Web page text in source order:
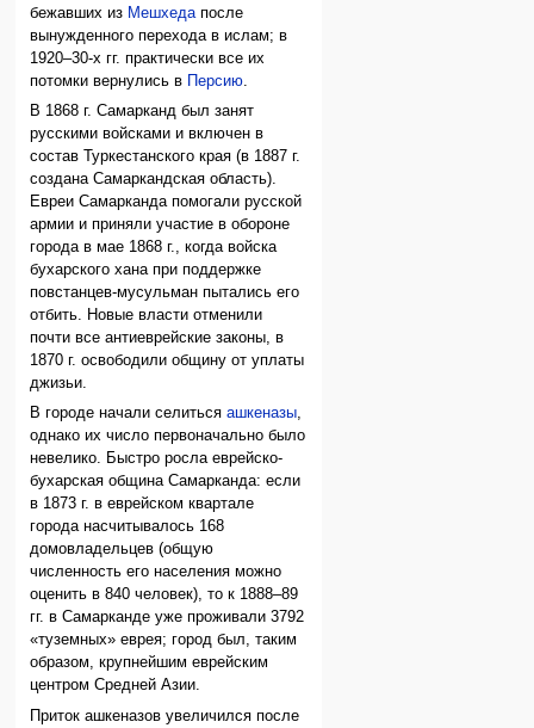
бежавших из Мешхеда после
вынужденного перехода в ислам; в
1920–30-х гг. практически все их
потомки вернулись в Персию
В 1868 г. Самарканд был занят
русскими войсками и включен в
состав Туркестанского края (в 1887 г.
создана Самаркандская область).
Евреи Самарканда помогали русской
армии и приняли участие в обороне
города в мае 1868 г., когда войска
бухарского хана при поддержке
повстанцев-мусульман пытались его
отбить. Новые власти отменили
почти все антиеврейские законы, в
1870 г. освободили общину от уплаты
джизьи.
В городе начали селитьсяашкеназы,
однако их число первоначально было
невелико. Быстро росла еврейско-
бухарская община Самарканда: если
в 1873 г. в еврейском квартале
города насчитывалось 168
домовладельцев (общую
численность его населения можно
оценить в 840 человек), то к 1888–89
гг. в Самарканде уже проживали 3792
«туземных» еврея; город был, таким
образом, крупнейшим еврейским
центром Средней Азии.
Приток ашкеназов увеличился после